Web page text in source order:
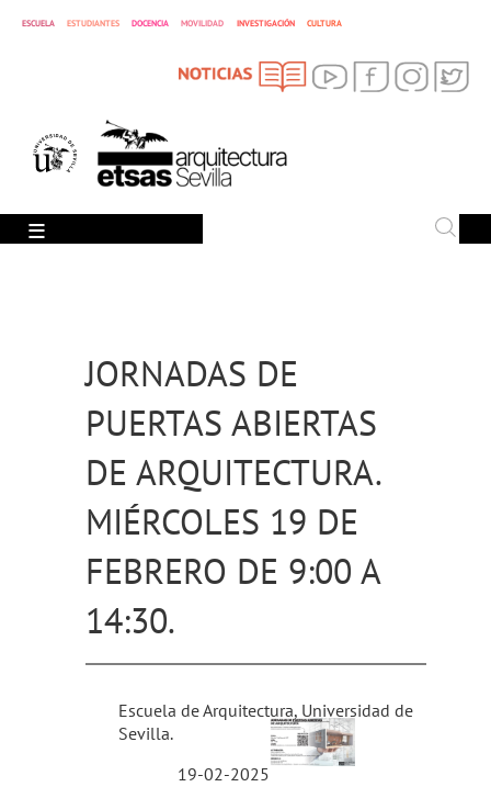
ESCUELA ESTUDIANTES DOCENCIA MOVILIDAD INVESTIGACIÓN CULTURA
JORNADAS DE
PUERTAS ABIERTAS
DE ARQUITECTURA.
MIÉRCOLES 19 DE
FEBRERO DE 9:00 A
14:30.
Escuela de Arquitectura, Universidad de
Sevilla.
19-02-2025